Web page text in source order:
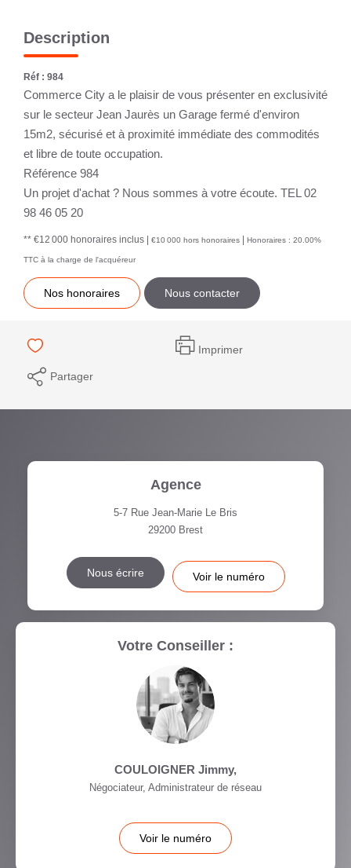
Description
Réf : 984
Commerce City a le plaisir de vous présenter en exclusivité
sur le secteur Jean Jaurès un Garage fermé d'environ
15m2, sécurisé et à proximité immédiate des commodités
et libre de toute occupation.
Référence 984
Un projet d'achat ? Nous sommes à votre écoute. TEL 02
98 46 05 20
** €12 000 honoraires inclus | €10 000 hors honoraires | Honoraires : 20.00%
TTC à la charge de l'acquéreur
Nos honoraires Nous contacter
Imprimer
Partager
Agence
5-7 Rue Jean-Marie Le Bris
29200 Brest
Nous écrire Voir le numéro
Votre Conseiller :
COULOIGNER Jimmy,
Négociateur, Administrateur de réseau
Voir le numéro